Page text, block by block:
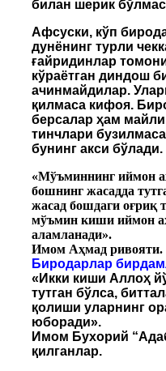
билан шерик
Афсуски, кўп
дунёнинг турли
ғайридинлар
кўраётган диндош
ачинмайдилар.
қилмаса кифоя.
берсалар ҳам
тинчлари
бунинг акси бўлади.
«Мўъминнинг иймон
бошнинг жасадда
жасад бошдаги оғриқ
мўъмин киши иймон
аламланади».
Имом Аҳмад ривояти.
Биродарлар
«Икки киши Аллоҳ
тутган бўлса,
қолиши уларнинг
юборади».
Имом Бухорий
қилганлар.